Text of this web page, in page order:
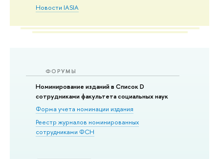
Новости IASIA
ФОРУМЫ
Номинирование изданий в Список D
сотрудниками факультета социальных наук
Форма учета номинации издания
Реестр журналов номинированных
сотрудниками ФСН